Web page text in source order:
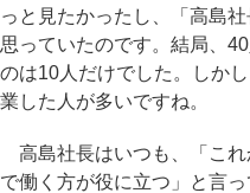
っと見たかったし、「高島
思っていたのです。結局、
のは10人だけでした。しか
業した人が多いですね。
高島社長はいつも、「これ
で働く方が役に立つ」と言